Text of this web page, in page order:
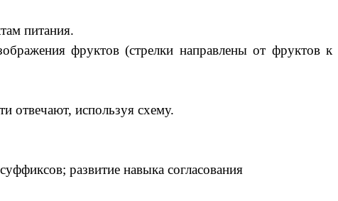
питания.
фруктов (стрелки направлены от фруктов к
отвечают, используя схему.
развитие навыка согласования